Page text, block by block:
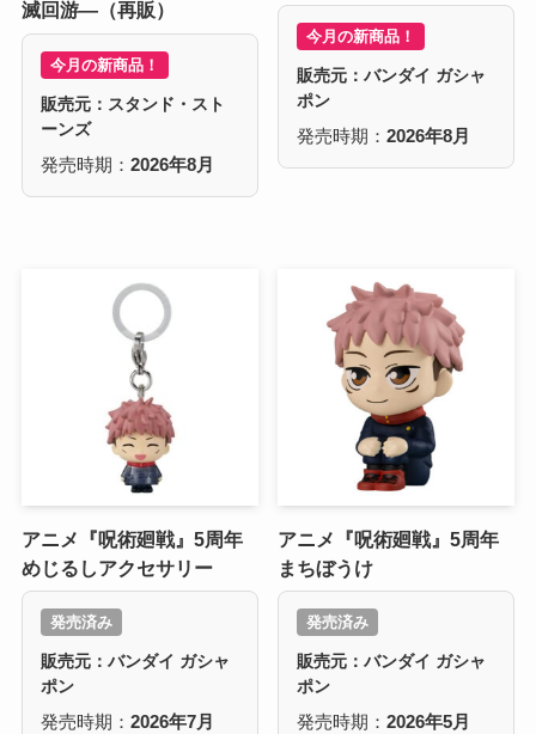
滅回游―（再販）
今月の新商品！
販売元：スタンド・スト
ーンズ
発売時期： 2026年8月
今月の新商品！
販売元：バンダイ ガシャ
ポン
発売時期：2026年8月
アニメ『呪術廻戦』5周年
めじるしアクセサリー
発売済み
販売元：バンダイ ガシャ
ポン
発売時期： 2026年7月
アニメ『呪術廻戦』5周年
まちぼうけ
発売済み
販売元：バンダイ ガシャ
ポン
発売時期：2026年5月